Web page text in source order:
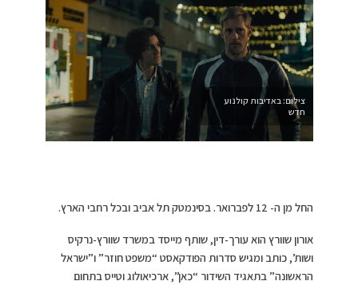
צילום: באדיבות קולנוע
חדש
החל מן ה- 12 לפברואר. בסינמטק תל אביב ובכל רחבי הארץ.
אורון שוורץ הוא עורך-דין, שותף מייסד במשרד שוורץ-נרקיס
ושות’, כותב ומגיש סדרות הפודקאסט “משפט חוזר” ו”ישראל
הראשונה” בתאגיד השידור “כאן”, ארכיאולוג וטייס בתחום